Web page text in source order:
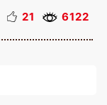
21 6122